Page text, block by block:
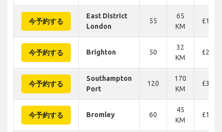
今予約する
East District
London
55
65
KM
£189
今予約する Brighton 50
32
KM
£238
今予約する
Southampton
Port
120
170
KM
£300
今予約する Bromley 60
45
KM
£185